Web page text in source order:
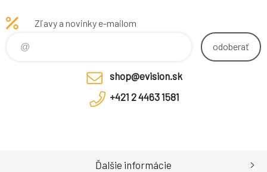
Zľavy a novinky e-mailom
odoberať
shop@evision.sk
+421 2 4463 1581
Ďalšie informácie